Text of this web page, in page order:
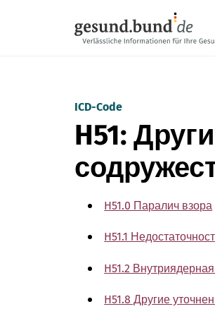
ICD-Code
H51:
H51.0 Паралич взора
H51.1
H51.2
H51.8 Другие